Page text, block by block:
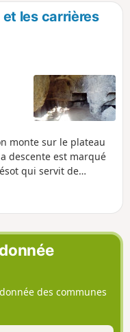
les carrières
monte sur le plateau
descente est marqué
qui servit de
se déroule dans la
des communes